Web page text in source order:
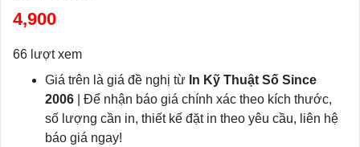
4,900
66 lượt xem
Giá trên là giá đề nghị từ In Kỹ Thuật Số Since
2006 | Để nhận báo giá chính xác theo kích thước,
số lượng cần in, thiết kế đặt in theo yêu cầu, liên hệ
báo giá ngay!